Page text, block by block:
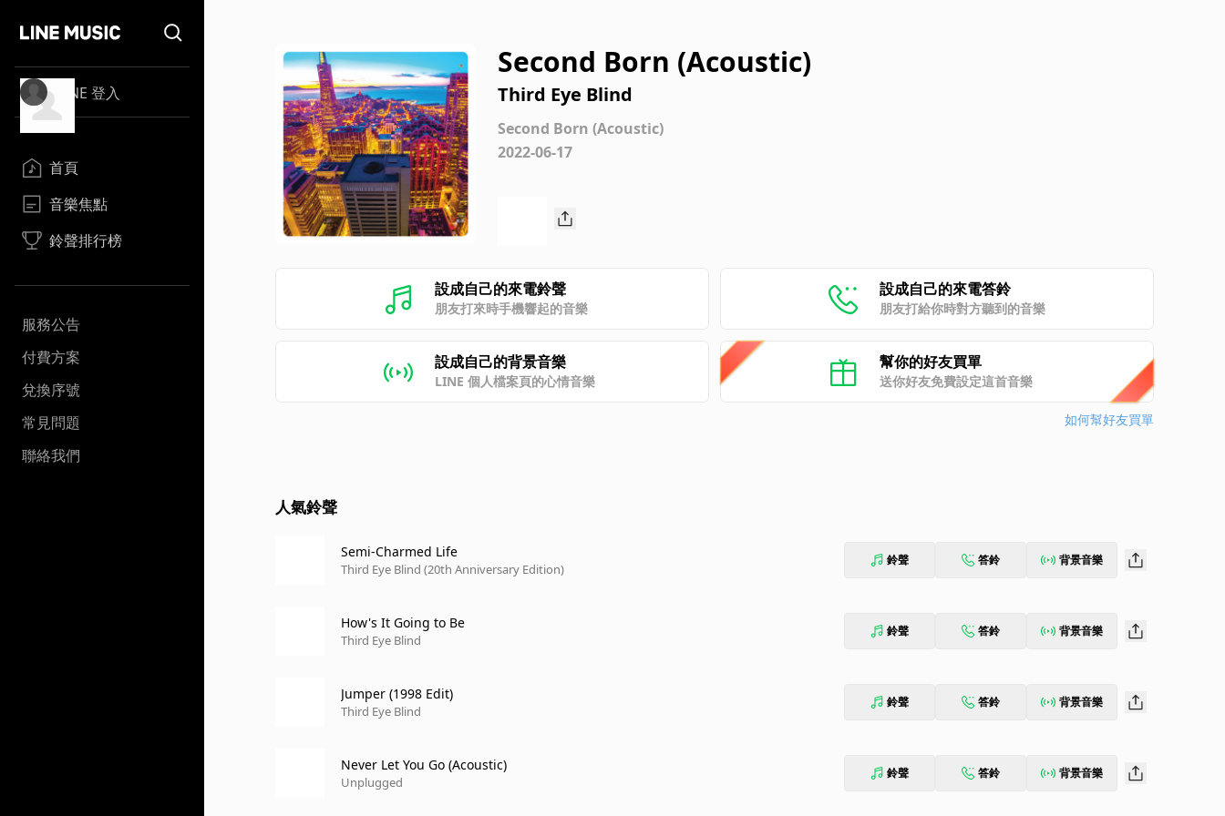
LINE 登入
首頁
音樂焦點
鈴聲排行榜
服務公告
付費方案
兌換序號
常見問題
聯絡我們
Second Born (Acoustic)
Third Eye Blind
Second Born (Acoustic)
2022-06-17
設成自己的來電鈴聲
朋友打來時手機響起的音樂
設成自己的來電答鈴
朋友打給你時對方聽到的音樂
設成自己的背景音樂
LINE 個人檔案頁的心情音樂
幫你的好友買單
送你好友免費設定這首音樂
如何幫好友買單
人氣鈴聲
Semi-Charmed Life
Third Eye Blind (20th Anniversary Edition)
鈴聲 答鈴 背景音樂
How's It Going to Be
Third Eye Blind
鈴聲 答鈴 背景音樂
Jumper (1998 Edit)
Third Eye Blind
鈴聲 答鈴 背景音樂
Never Let You Go (Acoustic)
Unplugged
鈴聲 答鈴 背景音樂